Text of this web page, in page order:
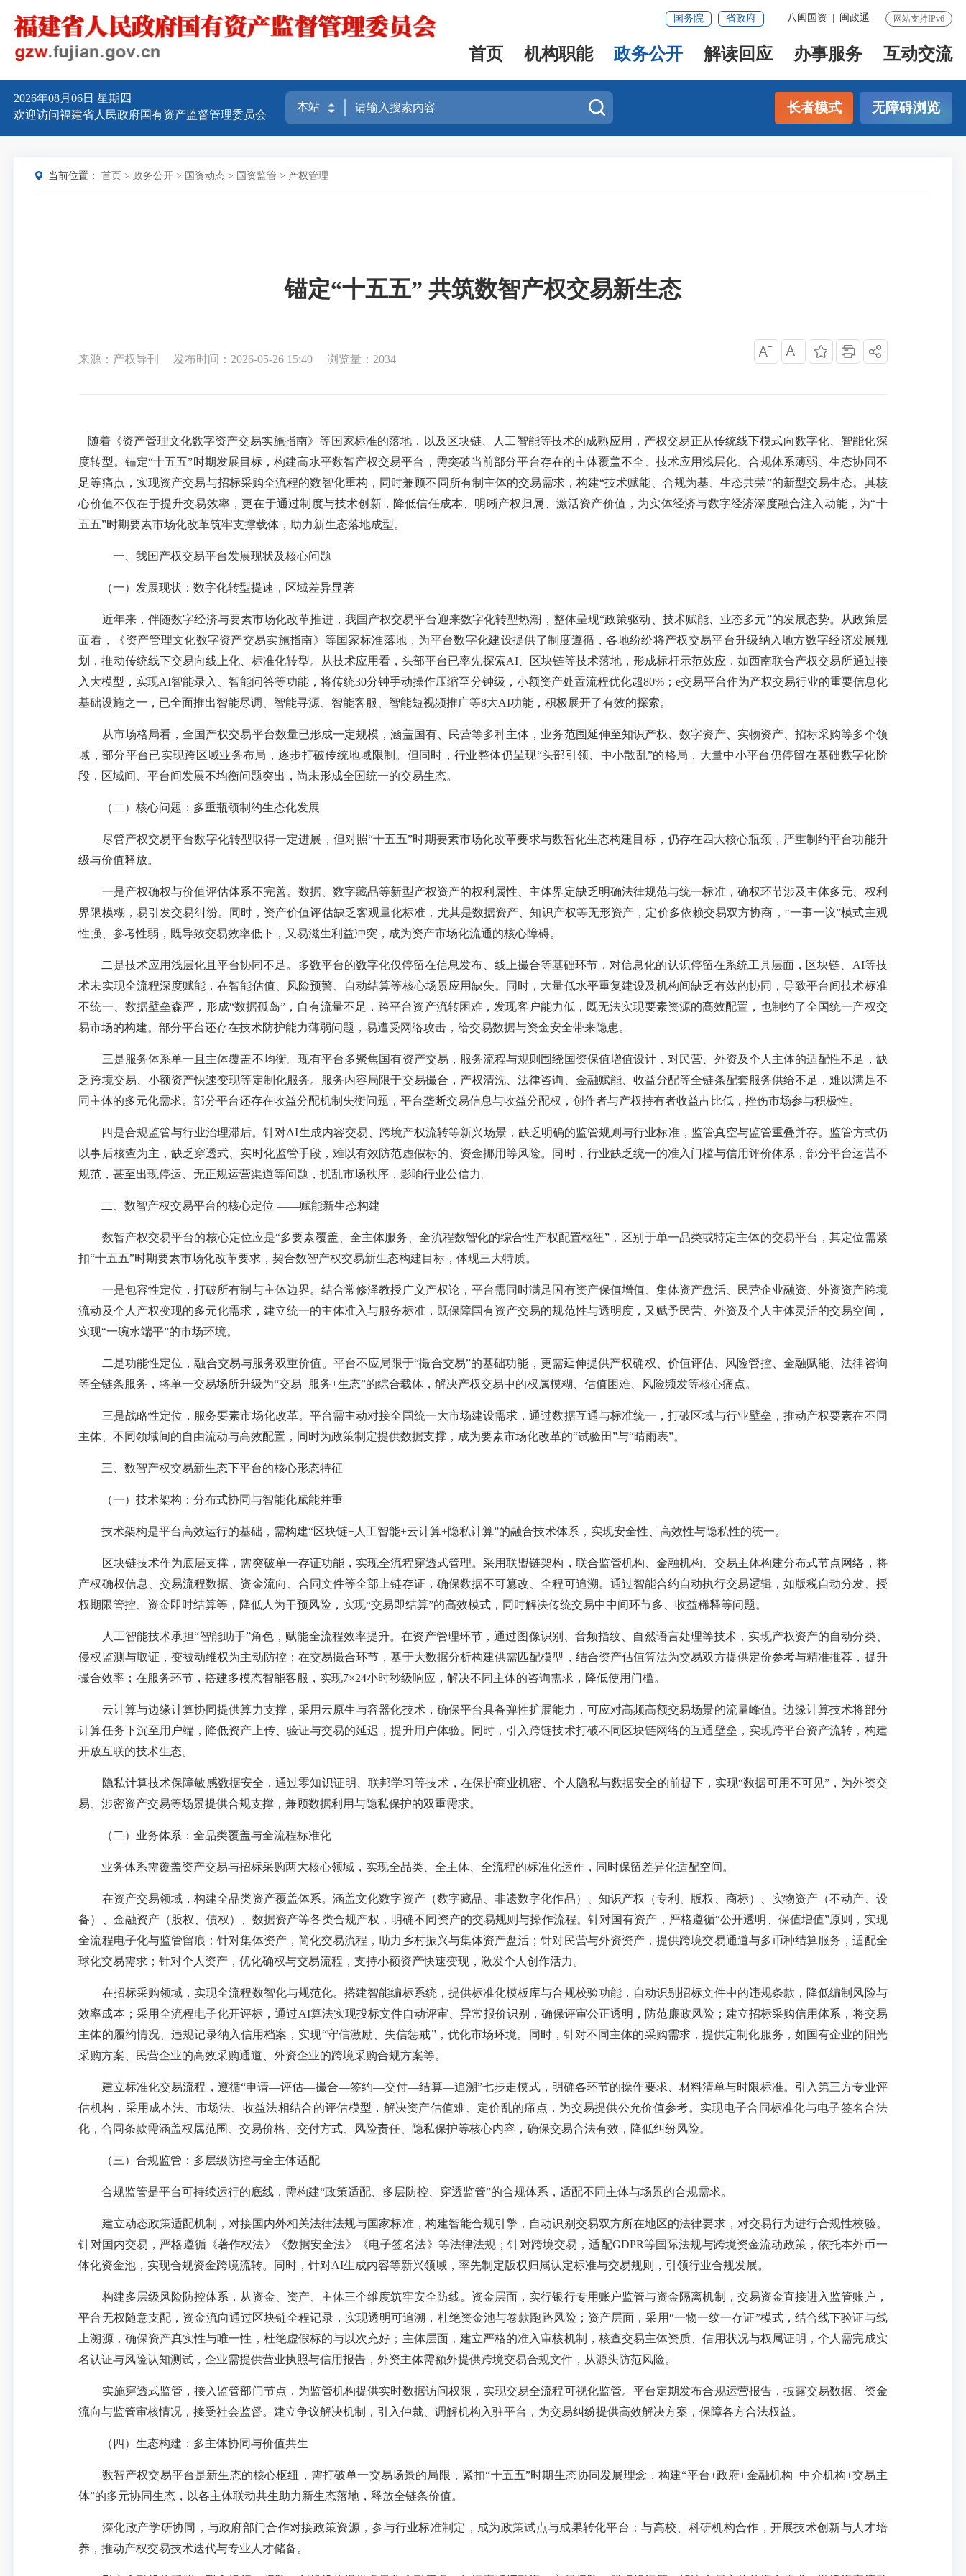
网站支持IPv6
八闽国资 闽政通
国务院 省政府
首页 机构职能 政务公开 解读回应 办事服务 互动交流
2026年08月06日星期四
欢迎访问福建省人民政府国有资产监督管理委员会
长者模式 无障碍浏览
当前位置： 首页 >政务公开 > 国资动态 > 国资监管 > 产权管理
锚定“十五五” 共筑数智产权交易新生态
来源：产权导刊 发布时间：2026-05-26 15:40 浏览量： 2034
随着《资产管理文化数字资产交易实施指南》等国家标准的落地，以及区块链、人工智能等技术的成熟应用，产权交易正从传统线下模式向数字化、智能化深
度转型。锚定“十五五”时期发展目标，构建高水平数智产权交易平台，需突破当前部分平台存在的主体覆盖不全、技术应用浅层化、合规体系薄弱、生态协同不
足等痛点，实现资产交易与招标采购全流程的数智化重构，同时兼顾不同所有制主体的交易需求，构建“技术赋能、合规为基、生态共荣”的新型交易生态。其核
心价值不仅在于提升交易效率，更在于通过制度与技术创新，降低信任成本、明晰产权归属、激活资产价值，为实体经济与数字经济深度融合注入动能，为“十
五五”时期要素市场化改革筑牢支撑载体，助力新生态落地成型。
一、我国产权交易平台发展现状及核心问题
（一）发展现状：数字化转型提速，区域差异显著
近年来，伴随数字经济与要素市场化改革推进，我国产权交易平台迎来数字化转型热潮，整体呈现“政策驱动、技术赋能、业态多元”的发展态势。从政策层
面看，《资产管理文化数字资产交易实施指南》等国家标准落地，为平台数字化建设提供了制度遵循，各地纷纷将产权交易平台升级纳入地方数字经济发展规
划，推动传统线下交易向线上化、标准化转型。从技术应用看，头部平台已率先探索AI、区块链等技术落地，形成标杆示范效应，如西南联合产权交易所通过接
入大模型，实现AI智能录入、智能问答等功能，将传统30分钟手动操作压缩至分钟级，小额资产处置流程优化超80%；e交易平台作为产权交易行业的重要信息化
基础设施之一，已全面推出智能尽调、智能寻源、智能客服、智能短视频推广等8大AI功能，积极展开了有效的探索。
从市场格局看，全国产权交易平台数量已形成一定规模，涵盖国有、民营等多种主体，业务范围延伸至知识产权、数字资产、实物资产、招标采购等多个领
域，部分平台已实现跨区域业务布局，逐步打破传统地域限制。但同时，行业整体仍呈现“头部引领、中小散乱”的格局，大量中小平台仍停留在基础数字化阶
段，区域间、平台间发展不均衡问题突出，尚未形成全国统一的交易生态。
（二）核心问题：多重瓶颈制约生态化发展
尽管产权交易平台数字化转型取得一定进展，但对照“十五五”时期要素市场化改革要求与数智化生态构建目标，仍存在四大核心瓶颈，严重制约平台功能升
级与价值释放。
一是产权确权与价值评估体系不完善。数据、数字藏品等新型产权资产的权利属性、主体界定缺乏明确法律规范与统一标准，确权环节涉及主体多元、权利
界限模糊，易引发交易纠纷。同时，资产价值评估缺乏客观量化标准，尤其是数据资产、知识产权等无形资产，定价多依赖交易双方协商， “一事一议”模式主观
性强、参考性弱，既导致交易效率低下，又易滋生利益冲突，成为资产市场化流通的核心障碍。
二是技术应用浅层化且平台协同不足。多数平台的数字化仅停留在信息发布、线上撮合等基础环节，对信息化的认识停留在系统工具层面，区块链、 AI等技
术未实现全流程深度赋能，在智能估值、风险预警、自动结算等核心场景应用缺失。同时，大量低水平重复建设及机构间缺乏有效的协同，导致平台间技术标准
不统一、数据壁垒森严，形成“数据孤岛”，自有流量不足，跨平台资产流转困难，发现客户能力低，既无法实现要素资源的高效配置，也制约了全国统一产权交
易市场的构建。部分平台还存在技术防护能力薄弱问题，易遭受网络攻击，给交易数据与资金安全带来隐患。
三是服务体系单一且主体覆盖不均衡。现有平台多聚焦国有资产交易，服务流程与规则围绕国资保值增值设计，对民营、外资及个人主体的适配性不足，缺
乏跨境交易、小额资产快速变现等定制化服务。服务内容局限于交易撮合，产权清洗、法律咨询、金融赋能、收益分配等全链条配套服务供给不足，难以满足不
同主体的多元化需求。部分平台还存在收益分配机制失衡问题，平台垄断交易信息与收益分配权，创作者与产权持有者收益占比低，挫伤市场参与积极性。
四是合规监管与行业治理滞后。针对AI生成内容交易、跨境产权流转等新兴场景，缺乏明确的监管规则与行业标准，监管真空与监管重叠并存。监管方式仍
以事后核查为主，缺乏穿透式、实时化监管手段，难以有效防范虚假标的、资金挪用等风险。同时，行业缺乏统一的准入门槛与信用评价体系，部分平台运营不
规范，甚至出现停运、无正规运营渠道等问题，扰乱市场秩序，影响行业公信力。
二、数智产权交易平台的核心定位 ——赋能新生态构建
数智产权交易平台的核心定位应是“多要素覆盖、全主体服务、全流程数智化的综合性产权配置枢纽”，区别于单一品类或特定主体的交易平台，其定位需紧
扣“十五五”时期要素市场化改革要求，契合数智产权交易新生态构建目标，体现三大特质。
一是包容性定位，打破所有制与主体边界。结合常修泽教授广义产权论，平台需同时满足国有资产保值增值、集体资产盘活、民营企业融资、外资资产跨境
流动及个人产权变现的多元化需求，建立统一的主体准入与服务标准，既保障国有资产交易的规范性与透明度，又赋予民营、外资及个人主体灵活的交易空间，
实现“一碗水端平”的市场环境。
二是功能性定位，融合交易与服务双重价值。平台不应局限于“撮合交易”的基础功能，更需延伸提供产权确权、价值评估、风险管控、金融赋能、法律咨询
等全链条服务，将单一交易场所升级为“交易+服务+生态”的综合载体，解决产权交易中的权属模糊、估值困难、风险频发等核心痛点。
三是战略性定位，服务要素市场化改革。平台需主动对接全国统一大市场建设需求，通过数据互通与标准统一，打破区域与行业壁垒，推动产权要素在不同
主体、不同领域间的自由流动与高效配置，同时为政策制定提供数据支撑，成为要素市场化改革的“试验田”与“晴雨表”。
三、数智产权交易新生态下平台的核心形态特征
（一）技术架构：分布式协同与智能化赋能并重
技术架构是平台高效运行的基础，需构建“区块链+人工智能+云计算+隐私计算”的融合技术体系，实现安全性、高效性与隐私性的统一。
区块链技术作为底层支撑，需突破单一存证功能，实现全流程穿透式管理。采用联盟链架构，联合监管机构、金融机构、交易主体构建分布式节点网络，将
产权确权信息、交易流程数据、资金流向、合同文件等全部上链存证，确保数据不可篡改、全程可追溯。通过智能合约自动执行交易逻辑，如版税自动分发、授
权期限管控、资金即时结算等，降低人为干预风险，实现“交易即结算”的高效模式，同时解决传统交易中中间环节多、收益稀释等问题。
人工智能技术承担“智能助手”角色，赋能全流程效率提升。在资产管理环节，通过图像识别、音频指纹、自然语言处理等技术，实现产权资产的自动分类、
侵权监测与取证，变被动维权为主动防控；在交易撮合环节，基于大数据分析构建供需匹配模型，结合资产估值算法为交易双方提供定价参考与精准推荐，提升
撮合效率；在服务环节，搭建多模态智能客服，实现7×24小时秒级响应，解决不同主体的咨询需求，降低使用门槛。
云计算与边缘计算协同提供算力支撑，采用云原生与容器化技术，确保平台具备弹性扩展能力，可应对高频高额交易场景的流量峰值。边缘计算技术将部分
计算任务下沉至用户端，降低资产上传、验证与交易的延迟，提升用户体验。同时，引入跨链技术打破不同区块链网络的互通壁垒，实现跨平台资产流转，构建
开放互联的技术生态。
隐私计算技术保障敏感数据安全，通过零知识证明、联邦学习等技术，在保护商业机密、个人隐私与数据安全的前提下，实现“数据可用不可见”，为外资交
易、涉密资产交易等场景提供合规支撑，兼顾数据利用与隐私保护的双重需求。
（二）业务体系：全品类覆盖与全流程标准化
业务体系需覆盖资产交易与招标采购两大核心领域，实现全品类、全主体、全流程的标准化运作，同时保留差异化适配空间。
在资产交易领域，构建全品类资产覆盖体系。涵盖文化数字资产（数字藏品、非遗数字化作品）、知识产权（专利、版权、商标）、实物资产（不动产、设
备）、金融资产（股权、债权）、数据资产等各类合规产权，明确不同资产的交易规则与操作流程。针对国有资产，严格遵循“公开透明、保值增值”原则，实现
全流程电子化与监管留痕；针对集体资产，简化交易流程，助力乡村振兴与集体资产盘活；针对民营与外资资产，提供跨境交易通道与多币种结算服务，适配全
球化交易需求；针对个人资产，优化确权与交易流程，支持小额资产快速变现，激发个人创作活力。
在招标采购领域，实现全流程数智化与规范化。搭建智能编标系统，提供标准化模板库与合规校验功能，自动识别招标文件中的违规条款，降低编制风险与
效率成本；采用全流程电子化开评标，通过AI算法实现投标文件自动评审、异常报价识别，确保评审公正透明，防范廉政风险；建立招标采购信用体系，将交易
主体的履约情况、违规记录纳入信用档案，实现“守信激励、失信惩戒”，优化市场环境。同时，针对不同主体的采购需求，提供定制化服务，如国有企业的阳光
采购方案、民营企业的高效采购通道、外资企业的跨境采购合规方案等。
建立标准化交易流程，遵循“申请—评估—撮合—签约—交付—结算—追溯”七步走模式，明确各环节的操作要求、材料清单与时限标准。引入第三方专业评
估机构，采用成本法、市场法、收益法相结合的评估模型，解决资产估值难、定价乱的痛点，为交易提供公允价值参考。实现电子合同标准化与电子签名合法
化，合同条款需涵盖权属范围、交易价格、交付方式、风险责任、隐私保护等核心内容，确保交易合法有效，降低纠纷风险。
（三）合规监管：多层级防控与全主体适配
合规监管是平台可持续运行的底线，需构建“政策适配、多层防控、穿透监管”的合规体系，适配不同主体与场景的合规需求。
建立动态政策适配机制，对接国内外相关法律法规与国家标准，构建智能合规引擎，自动识别交易双方所在地区的法律要求，对交易行为进行合规性校验。
针对国内交易，严格遵循《著作权法》《数据安全法》《电子签名法》等法律法规；针对跨境交易，适配GDPR等国际法规与跨境资金流动政策，依托本外币一
体化资金池，实现合规资金跨境流转。同时，针对AI生成内容等新兴领域，率先制定版权归属认定标准与交易规则，引领行业合规发展。
构建多层级风险防控体系，从资金、资产、主体三个维度筑牢安全防线。资金层面，实行银行专用账户监管与资金隔离机制，交易资金直接进入监管账户，
平台无权随意支配，资金流向通过区块链全程记录，实现透明可追溯，杜绝资金池与卷款跑路风险；资产层面，采用“一物一纹一存证”模式，结合线下验证与线
上溯源，确保资产真实性与唯一性，杜绝虚假标的与以次充好；主体层面，建立严格的准入审核机制，核查交易主体资质、信用状况与权属证明，个人需完成实
名认证与风险认知测试，企业需提供营业执照与信用报告，外资主体需额外提供跨境交易合规文件，从源头防范风险。
实施穿透式监管，接入监管部门节点，为监管机构提供实时数据访问权限，实现交易全流程可视化监管。平台定期发布合规运营报告，披露交易数据、资金
流向与监管审核情况，接受社会监督。建立争议解决机制，引入仲裁、调解机构入驻平台，为交易纠纷提供高效解决方案，保障各方合法权益。
（四）生态构建：多主体协同与价值共生
数智产权交易平台是新生态的核心枢纽，需打破单一交易场景的局限，紧扣“十五五”时期生态协同发展理念，构建“平台+政府+金融机构+中介机构+交易主
体”的多元协同生态，以各主体联动共生助力新生态落地，释放全链条价值。
深化政产学研协同，与政府部门合作对接政策资源，参与行业标准制定，成为政策试点与成果转化平台；与高校、科研机构合作，开展技术创新与人才培
养，推动产权交易技术迭代与专业人才储备。